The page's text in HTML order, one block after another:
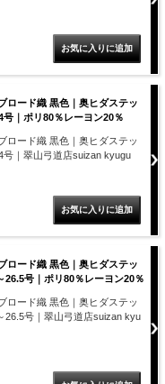
ロード織 黒色｜奥ヒダステッ
｜ポリ80％レーヨン20％
ロード織 黒色｜奥ヒダステッ
｜翠山弓道店suizan kyugu
ロード織 黒色｜奥ヒダステッ
26.5号｜ポリ80％レーヨン20％
ロード織 黒色｜奥ヒダステッ
26.5号｜翠山弓道店suizan kyu